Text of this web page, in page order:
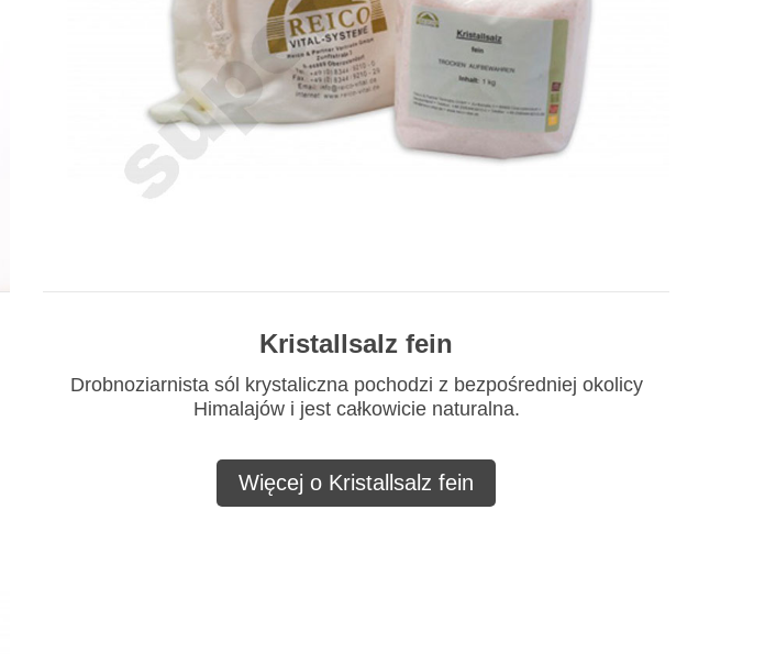
Kristallsalz fein
Drobnoziarnista sól krystaliczna pochodzi z bezpośredniej okolicy
Himalajów i jest całkowicie naturalna.
Więcej o Kristallsalz fein